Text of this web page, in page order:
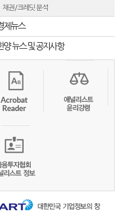
채권/크레딧 분석
제뉴스
양 뉴스 및 공지사항